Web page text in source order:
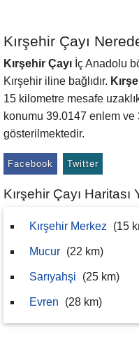
Kırşehir Çayı
Kırşehir Çayı İç Anadolu
Kırşehir iline bağlıdır.
15 kilometre mesafe
konumu 39.0147 enlem
gösterilmektedir.
Facebook Twitter
Kırşehir Çayı Haritası
Kırşehir Merkez (15
Mucur (22 km)
Sarıyahşi (25 km)
Evren (28 km)